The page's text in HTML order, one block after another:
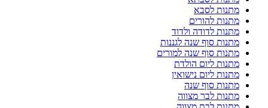
מתנות לסבא
מתנות להורים
מתנות לדודה ולדוד
מתנות סוף שנה לגננות
מתנות סוף שנה למורים
מתנות ליום הולדת
מתנות ליום נישואין
מתנות סוף שנה
מתנות לבר מצווה